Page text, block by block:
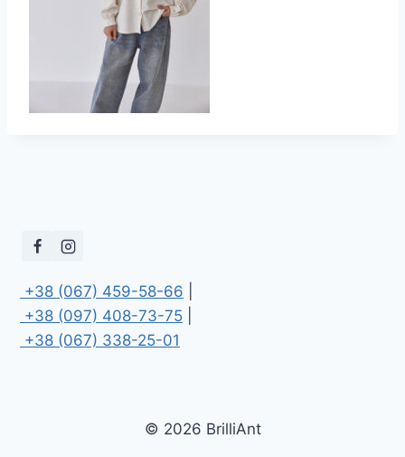
+38 (067) 459-58-66
+38 (097) 408-73-75
+38 (067) 338-25-01
© 2026 BrilliAnt